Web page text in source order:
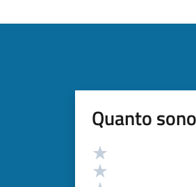
Quanto
Valutazione